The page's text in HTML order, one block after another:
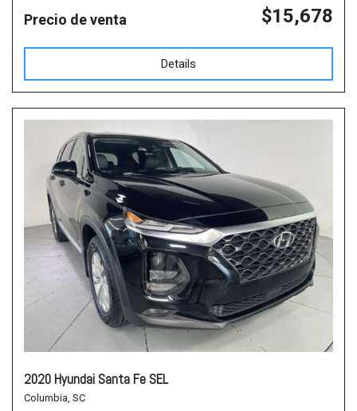
Precio de venta $15,678
Details
2020 Hyundai Santa Fe SEL
Columbia, SC